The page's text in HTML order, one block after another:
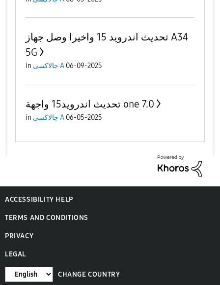
تحديث اندرويد 15 واخيرا وصل جهاز A34
5G
in جالاكسى A 06-09-2025
تحديث اندرويد15 واجهة one 7.0
in جالاكسى A 06-05-2025
ACCESSIBILITY HELP
TERMS AND CONDITIONS
PRIVACY
LEGAL
CHANGE COUNTRY